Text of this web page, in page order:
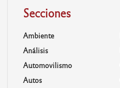
Secciones
Ambiente
Análisis
Automovilismo
Autos